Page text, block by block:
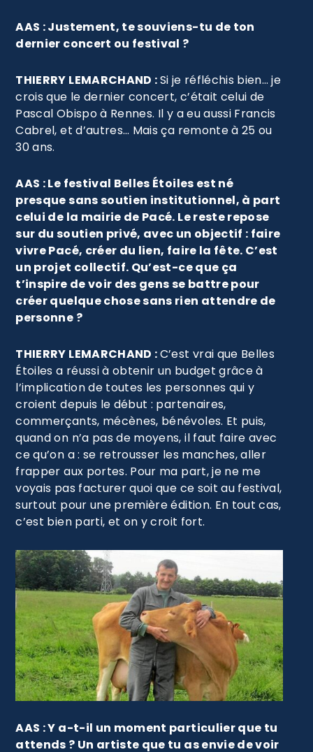
AAS : Justement, te souviens-tu de ton
dernier concert ou festival ?
THIERRY LEMARCHAND :Si je réfléchis bien… je
crois que le dernier concert, c’était celui de
Pascal Obispo à Rennes. Il y a eu aussi Francis
Cabrel, et d’autres… Mais ça remonte à 25 ou
30 ans.
AAS : Le festival Belles Étoiles est né
presque sans soutien institutionnel, à part
celui de la mairie de Pacé. Le reste repose
sur du soutien privé, avec un objectif : faire
vivre Pacé, créer du lien, faire la fête. C’est
un projet collectif. Qu’est-ce que ça
t’inspire de voir des gens se battre pour
créer quelque chose sans rien attendre de
personne ?
THIERRY LEMARCHAND :C’est vrai que Belles
Étoiles a réussi à obtenir un budget grâce à
l’implication de toutes les personnes qui y
croient depuis le début : partenaires,
commerçants, mécènes, bénévoles. Et puis,
quand on n’a pas de moyens, il faut faire avec
ce qu’on a : se retrousser les manches, aller
frapper aux portes. Pour ma part, je ne me
voyais pas facturer quoi que ce soit au festival,
surtout pour une première édition. En tout cas,
c’est bien parti, et on y croit fort.
AAS : Y a-t-il un moment particulier que tu
attends ? Un artiste que tu as envie de voir